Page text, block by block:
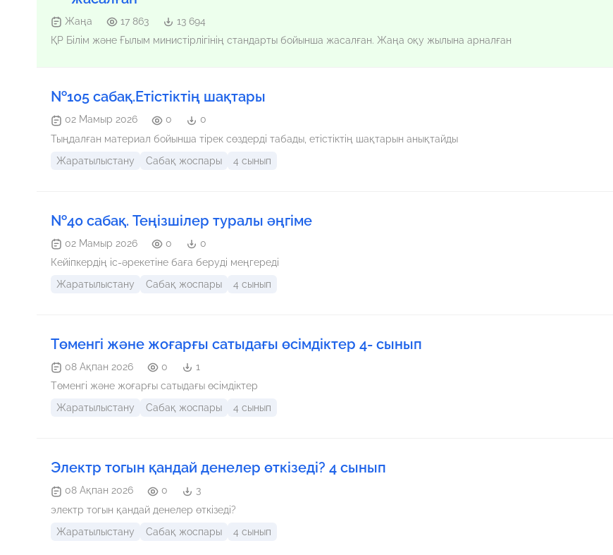
Жаңа 17 863
13 694
ҚР Білім және Ғылым министірлігінің стандарты бойынша жасалған. Жаңа оқу жылына арналған
№105 сабақ.Етістіктің шақтары
02 Мамыр 2026 0
0
Тыңдалған материал бойынша тірек сөздерді табады, етістіктің шақтарын анықтайды
Жаратылыстану
Сабақ жоспары 4 сынып
№40 сабақ. Теңізшілер туралы әңгіме
02 Мамыр 2026 0
0
Кейіпкердің іс-әрекетіне баға беруді меңгереді
Жаратылыстану
Сабақ жоспары 4 сынып
Төменгі және жоғарғы сатыдағы өсімдіктер 4- сынып
08 Ақпан 2026 0
1
Төменгі және жоғарғы сатыдағы өсімдіктер
Жаратылыстану
Сабақ жоспары 4 сынып
Электр тогын қандай денелер өткізеді? 4 сынып
08 Ақпан 2026 0
3
электр тогын қандай денелер өткізеді?
Жаратылыстану
Сабақ жоспары 4 сынып